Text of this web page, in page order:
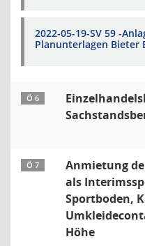
2022-05-19-SV 59 -
Planunterlagen Bieter
Ö 6
Ö 7
Anmietung
als
Sportboden,
Höhe